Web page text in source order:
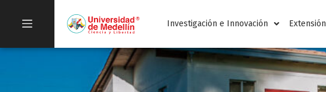
Investigación e Innovación Extensión